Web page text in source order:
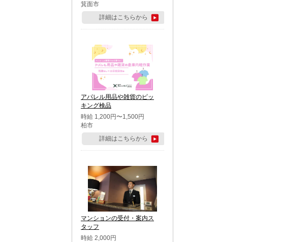
箕面市
詳細はこちらから
アパレル用品や雑貨のピッ
キング検品
時給 1,200円〜1,500円
柏市
詳細はこちらから
マンションの受付・案内ス
タッフ
時給 2,000円